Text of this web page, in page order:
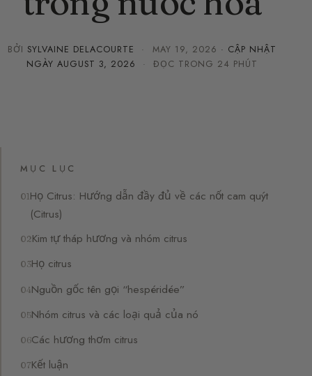
BỞI SYLVAINE DELACOURTE · MAY 19, 2026 · CẬP NHẬT
NGÀY AUGUST 3, 2026 · ĐỌC TRONG 24 PHÚT
MỤC LỤC
Họ Citrus: Hướng dẫn đầy đủ về các nốt cam quýt
(Citrus)
Kim tự tháp hương và nhóm citrus
Họ citrus
Nguồn gốc tên gọi “hespéridée”
Nhóm citrus và các loại quả của nó
Các hương thơm citrus
Kết luận